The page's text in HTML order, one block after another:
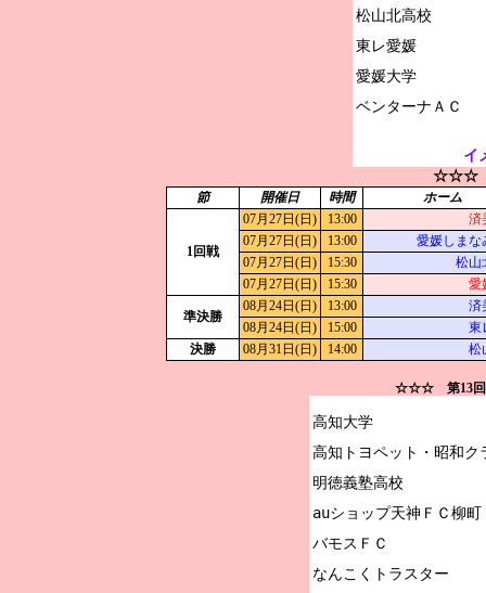
松山北高校
東レ愛媛
愛媛大学
イ
☆☆☆
節 開催日 時間 ホーム
1回戦
07月27日(日) 13:00
済
07月27日(日)
13:00
愛媛しまな
07月27日(日)
15:30
松山
07月27日(日)
15:30 愛
準決勝
08月24日(日) 13:00
済
08月24日(日)
15:00
東
決勝
08月31日(日) 14:00 松
☆☆☆ 第13回
高知大学
高知トヨペット・昭和ク
明徳義塾高校
auショップ天神ＦＣ柳町
バモスＦＣ
なんこくトラスター